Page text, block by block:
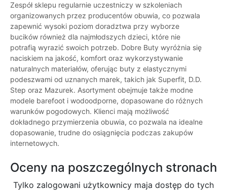
Zespół sklepu regularnie uczestniczy w szkoleniach
organizowanych przez producentów obuwia, co pozwala
zapewnić wysoki poziom doradztwa przy wyborze
bucików również dla najmłodszych dzieci, które nie
potrafią wyrazić swoich potrzeb. Dobre Buty wyróżnia się
naciskiem na jakość, komfort oraz wykorzystywanie
naturalnych materiałów, oferując buty z elastycznymi
podeszwami od uznanych marek, takich jak Superfit, D.D.
Step oraz Mazurek. Asortyment obejmuje także modne
modele barefoot i wodoodporne, dopasowane do różnych
warunków pogodowych. Klienci mają możliwość
dokładnego przymierzenia obuwia, co pozwala na idealne
dopasowanie, trudne do osiągnięcia podczas zakupów
internetowych.
Oceny na poszczególnych stronach
Tylko zalogowani użytkownicy maja dostęp do tych